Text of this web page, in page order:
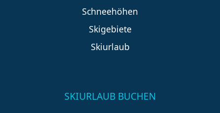
Schneehöhen
Skigebiete
Skiurlaub
SKIURLAUB BUCHEN